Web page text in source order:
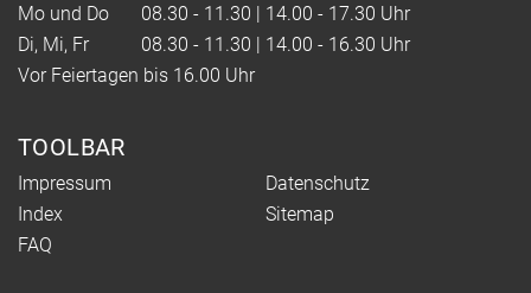
Mo und Do
08.30 - 11.30 | 14.00 - 17.30 Uhr
Di, Mi, Fr
08.30 - 11.30 | 14.00 - 16.30 Uhr
Vor Feiertagen bis 16.00 Uhr
TOOLBAR
Impressum
Datenschutz
Index
Sitemap
FAQ